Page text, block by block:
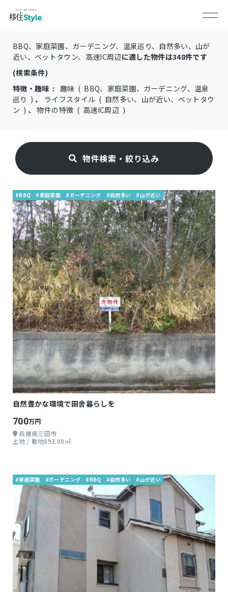
BBQ、家庭菜園、ガーデニング、温泉巡り、自然多い、山が
近い、ベットタウン、高速IC周辺に適した物件は348件です
(検索条件)
特徴・趣味 : 趣味 ( BBQ、家庭菜園、ガーデニング、温泉
巡り )、 ライフスタイル ( 自然多い、山が近い、ベットタウ
ン ) 、物件の特徴 ( 高速IC周辺 )
物件検索・絞り込み
#BBQ #家庭菜園 #ガーデニング #自然多い #山が近い
自然豊かな環境で田舎暮らしを
700万円
兵庫県三田市
土地 / 敷地892.00㎡
#家庭菜園 #ガーデニング #BBQ #自然多い #山が近い